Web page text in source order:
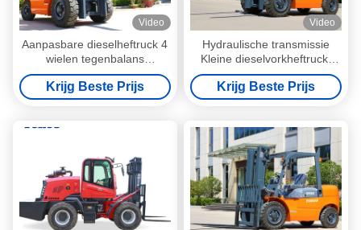
Video
Aanpasbare dieselheftruck 4
wielen tegenbalans
vorkheftruck
Krijg Beste Prijs
Video
Hydraulische transmissie
Kleine dieselvorkheftruck,
gemakkelijk te manoeuvreren
Krijg Beste Prijs